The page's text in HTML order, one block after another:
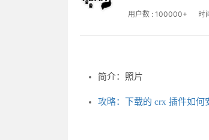
用户数 : 100000+ 时
简介：照片
攻略：下载的 crx 插件如何